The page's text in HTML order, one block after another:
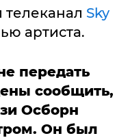
Sky
артиста.
передать
сообщить,
Осборн
Он был